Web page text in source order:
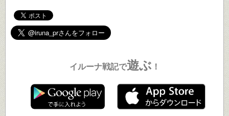
イルーナ戦記で遊ぶ ！